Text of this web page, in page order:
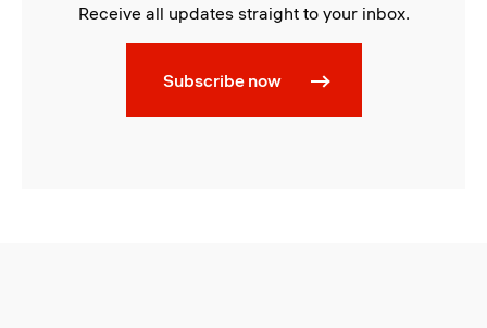
Receive all updates straight to your inbox.
Subscribe now